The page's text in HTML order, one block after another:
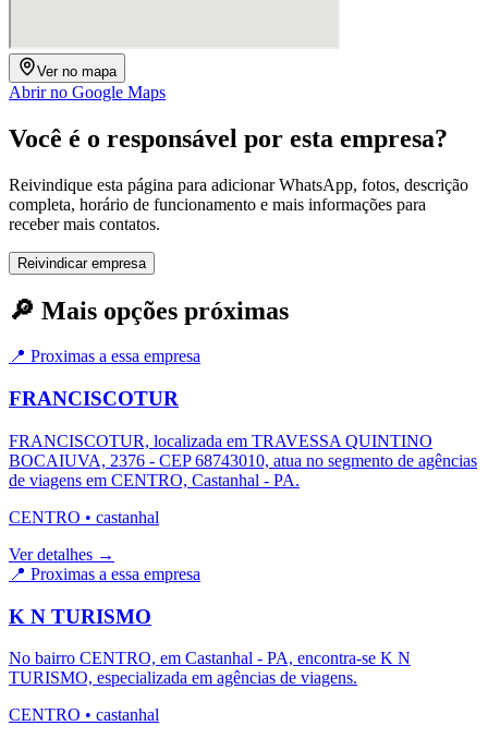
Ver no mapa
Abrir no Google Maps
Você é o responsável por esta empresa?
Reivindique esta página para adicionar WhatsApp, fotos, descrição
completa, horário de funcionamento e mais informações para
receber mais contatos.
Reivindicar empresa
🔎 Mais opções próximas
📍 Proximas a essa empresa
FRANCISCOTUR
FRANCISCOTUR, localizada em TRAVESSA QUINTINO
BOCAIUVA, 2376 - CEP 68743010, atua no segmento de agências
de viagens em CENTRO, Castanhal - PA.
CENTRO • castanhal
Ver detalhes →
📍 Proximas a essa empresa
K N TURISMO
No bairro CENTRO, em Castanhal - PA, encontra-se K N
TURISMO, especializada em agências de viagens.
CENTRO • castanhal